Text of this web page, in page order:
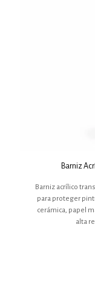
Barniz
Barniz acrílico
para proteger
cerámica, papel
alta